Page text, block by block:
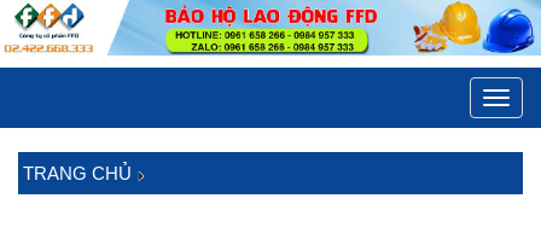
TRANG CHỦ